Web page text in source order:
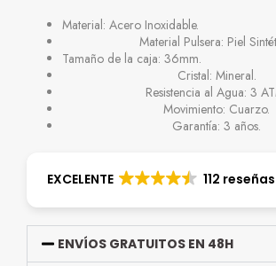
Material: Acero Inoxidable.
Material Pulsera: Piel
Tamaño de la caja: 36mm.
Cristal: Mineral.
Resistencia al Agua: 3
Movimiento: Cuarzo.
Garantía: 3 años.
EXCELENTE 112 reseñas
ENVÍOS GRATUITOS EN 48H